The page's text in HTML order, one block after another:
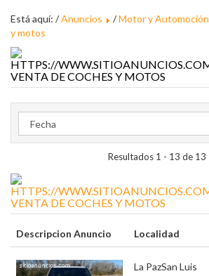
Está aquí: /Anuncios /Motor y Automoción
y motos
VENTA DE COCHES Y MOTOS
Resultados 1 - 13 de 13
VENTA DE COCHES Y MOTOS
Descripcion Anuncio Localidad
La PazSan Luis